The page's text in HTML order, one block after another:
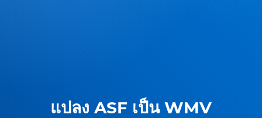
แปลง ASF เป็น WMV